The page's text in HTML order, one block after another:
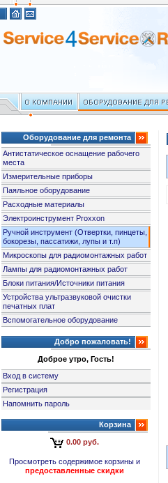
Оборудование для ремонта
Антистатическое оснащение рабочего
места
Измерительные приборы
Паяльное оборудование
Расходные материалы
Электроинструмент Proxxon
Ручной инструмент (Отвертки, пинцеты,
бокорезы, пассатижи, лупы и т.п)
Микроскопы для радиомонтажных работ
Лампы для радиомонтажных работ
Блоки питания/Источники питания
Устройства ультразвуковой очистки
печатных плат
Вспомогательное оборудование
Добро пожаловать!
Доброе утро, Гость!
Вход в систему
Регистрация
Напомнить пароль
Корзина
0.00 руб.
Просмотреть содержимое корзины и
предоставленные скидки